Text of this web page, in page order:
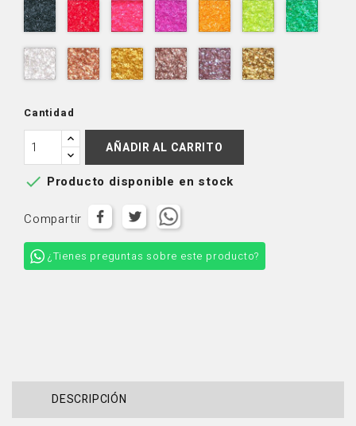
018
Black
Hole
019
Vega
020
Supernova
021
Rigel
022
Stella
023
Aurora
024
025
Starlight
026
Phoebe
027
Callisto
028
Orion
029
Alpha
030
Dawn
Cantidad
AÑADIR AL CARRITO
 Producto disponible en stock
Compartir
¿Tienes preguntas sobre este producto?
DESCRIPCIÓN